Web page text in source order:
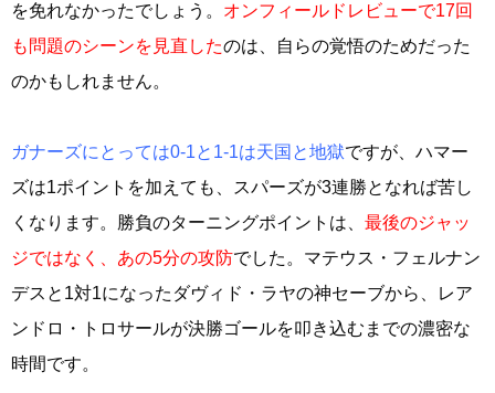
を免れなかったでしょう。 オンフィールドレビューで17回
も問題のシーンを見直したのは、自らの覚悟のためだった
のかもしれません。
ガナーズにとっては0-1と1-1は天国と地獄ですが、ハマー
ズは1ポイントを加えても、スパーズが3連勝となれば苦し
くなります。勝負のターニングポイントは、 最後のジャッ
ジではなく、あの5分の攻防でした。マテウス・フェルナン
デスと1対1になったダヴィド・ラヤの神セーブから、レア
ンドロ・トロサールが決勝ゴールを叩き込むまでの濃密な
時間です。